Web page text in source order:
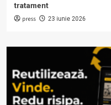
tratament
press 23 iunie 2026